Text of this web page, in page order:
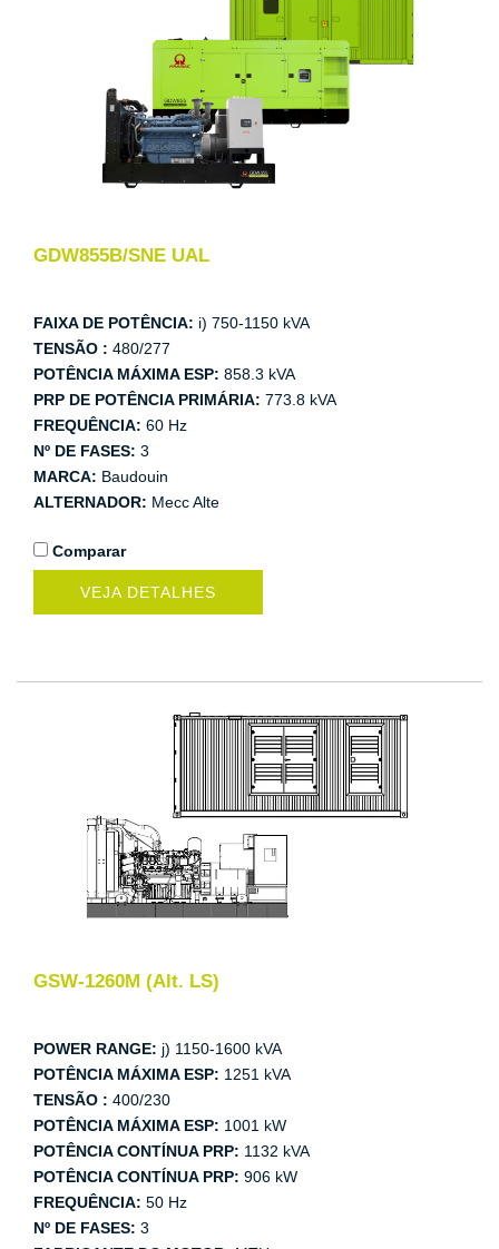
GDW855B/SNE UAL
FAIXA DE POTÊNCIA: i) 750-1150 kVA
TENSÃO : 480/277
POTÊNCIA MÁXIMA ESP: 858.3 kVA
PRP DE POTÊNCIA PRIMÁRIA: 773.8 kVA
FREQUÊNCIA: 60 Hz
Nº DE FASES: 3
MARCA: Baudouin
ALTERNADOR: Mecc Alte
Comparar
VEJA DETALHES
GSW-1260M (Alt. LS)
POWER RANGE: j) 1150-1600 kVA
POTÊNCIA MÁXIMA ESP: 1251 kVA
TENSÃO : 400/230
POTÊNCIA MÁXIMA ESP: 1001 kW
POTÊNCIA CONTÍNUA PRP: 1132 kVA
POTÊNCIA CONTÍNUA PRP: 906 kW
FREQUÊNCIA: 50 Hz
Nº DE FASES: 3